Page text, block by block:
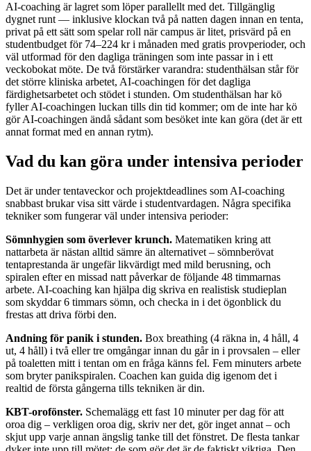
AI-coaching är lagret som löper parallellt med det. Tillgänglig
dygnet runt — inklusive klockan två på natten dagen innan en tenta,
privat på ett sätt som spelar roll när campus är litet, prisvärd på en
studentbudget för 74–224 kr i månaden med gratis provperioder, och
väl utformad för den dagliga träningen som inte passar in i ett
veckobokat möte. De två förstärker varandra: studenthälsan står för
det större kliniska arbetet, AI-coachingen för det dagliga
färdighetsarbetet och stödet i stunden. Om studenthälsan har kö
fyller AI-coachingen luckan tills din tid kommer; om de inte har kö
gör AI-coachingen ändå sådant som besöket inte kan göra (det är ett
annat format med en annan rytm).
Vad du kan göra under intensiva perioder
Det är under tentaveckor och projektdeadlines som AI-coaching
snabbast brukar visa sitt värde i studentvardagen. Några specifika
tekniker som fungerar väl under intensiva perioder:
Sömnhygien som överlever krunch. Matematiken kring att
nattarbeta är nästan alltid sämre än alternativet – sömnberövat
tentaprestanda är ungefär likvärdigt med mild berusning, och
spiralen efter en missad natt påverkar de följande 48 timmarnas
arbete. AI-coaching kan hjälpa dig skriva en realistisk studieplan
som skyddar 6 timmars sömn, och checka in i det ögonblick du
frestas att driva förbi den.
Andning för panik i stunden. Box breathing (4 räkna in, 4 håll, 4
ut, 4 håll) i två eller tre omgångar innan du går in i provsalen – eller
på toaletten mitt i tentan om en fråga känns fel. Fem minuters arbete
som bryter panikspiralen. Coachen kan guida dig igenom det i
realtid de första gångerna tills tekniken är din.
KBT-orofönster. Schemalägg ett fast 10 minuter per dag för att
oroa dig – verkligen oroa dig, skriv ner det, gör inget annat – och
skjut upp varje annan ängslig tanke till det fönstret. De flesta tankar